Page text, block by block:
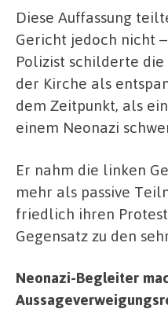
Diese Auffassung
Gericht jedoch nicht
Polizist schilderte
der Kirche als
dem Zeitpunkt, als
einem Neonazi
Er nahm die linken
mehr als passive
friedlich ihren
Gegensatz zu den
Neonazi-Begleiter